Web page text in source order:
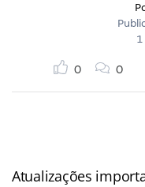
0 0
Atualizações